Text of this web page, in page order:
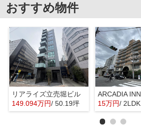
おすすめ物件
リアライズ立売堀ビル
149.094万円/ 50.19坪
15万円/ 2LDK